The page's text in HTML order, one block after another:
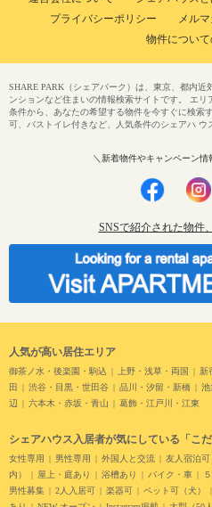
プライバシーポリシー
メル
物件につい
人気が高い居住エリア
御茶ノ水・後楽園・駒込 上野・浅草・両国 新
田
渋谷・目黒・世田谷 品川・汐留・新橋 池
辺
六本木・赤坂・青山 葛飾・江戸川・江東
シェアハウス入居者が気にしている「こだ
女性専用 男性専用 外国人と交流 友人宿泊可
内）
屋上・庭あり 浴槽あり バイク・車
男性募集
2人入居可 楽器可 ペット可（犬）
SHARE PARK（シェアパーク）は、東京、都内
ンションなど住まいの情報検索サイトです。 エ
条件から、あなたの希望する物件を今すぐに検索
可、バストイレ付きなど、人気条件のシェアハ ウ
＼新着物件やキャンペーン情
SNSで紹介された物件